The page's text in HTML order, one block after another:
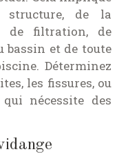
structure, de la
de filtration, de
bassin et de toute
Déterminez
les fissures, ou
nécessite des